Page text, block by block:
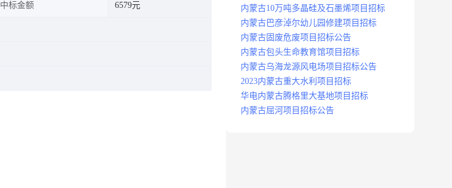
中标金额 6579元
内蒙古10万吨多晶硅及石墨烯项目招标
内蒙古巴彦淖尔幼儿园修建项目招标
内蒙古固废危废项目招标公告
内蒙古包头生命教育馆项目招标
内蒙古乌海龙源风电场项目招标公告
2023内蒙古重大水利项目招标
华电内蒙古腾格里大基地项目招标
内蒙古屈河项目招标公告